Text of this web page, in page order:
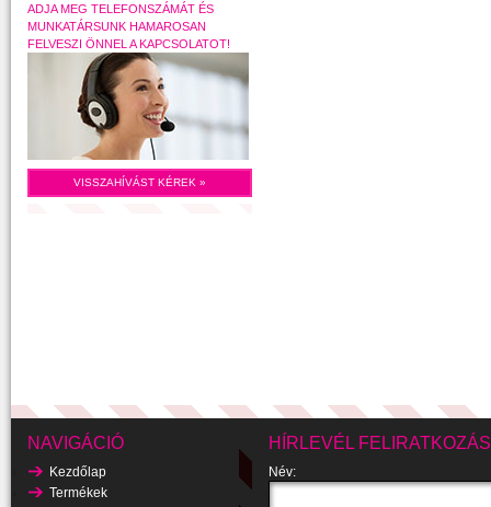
ADJA MEG TELEFONSZÁMÁT ÉS
MUNKATÁRSUNK HAMAROSAN
FELVESZI ÖNNEL A KAPCSOLATOT!
VISSZAHÍVÁST KÉREK »
NAVIGÁCIÓ
Kezdőlap
Termékek
HÍRLEVÉL FELIRATKOZÁS
Név: